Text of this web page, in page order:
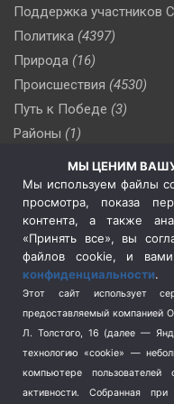
Поддержка участников
Политика (4397)
Природа (16)
Происшествия (4530)
Путь к Победе (3)
Районы (1)
(510)
Сельское хозяйство (3)
Социальная политика
(3)
Спецоперация в Украине
Спецоперация на Украине
Спорт (740)
Терроризм (1)
Транспорт (262)
Туризм (178)
МЫ ЦЕНИМ
Мы используем файлы
просмотра, показа
контента, а также
«Принять все», вы
файлов cookie, и
конфиденциальности.
Этот сайт использует
предоставляемый компанией
Л. Толстого, 16 (далее —
технологию «cookie» —
компьютере
активности.
Собранная